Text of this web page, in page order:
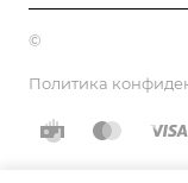
©
Политика